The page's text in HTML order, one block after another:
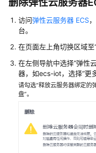
快
速
入
用
户
指
南
开
删除弹性云服务器
访问弹性云服务器 ECS
台。
在页面左上角切换区域至
在左侧导航中选择“弹性
器，如ecs-iot，选择“更
请勾选“释放云服务器绑定的
盘”。